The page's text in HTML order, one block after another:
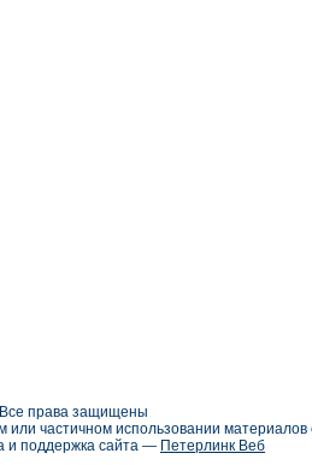
права защищены
или частичном использовании
и поддержка сайта — Петерлинк Веб